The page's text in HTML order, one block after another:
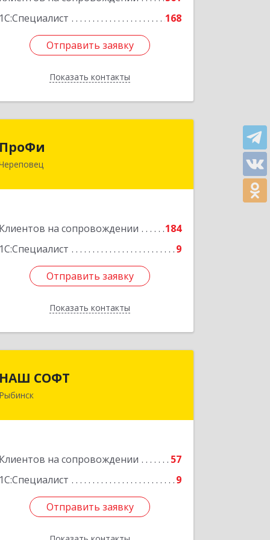
1С:Специалист
168
Отправить заявку
Показать контакты
Отправить заявку
Назад
ПроФи
Клиентов на сопровождении
184
1С:Специалист
9
Отправить заявку
Показать контакты
162602, Вологодская обл, Череповец
Подробнее
Отправить заявку
Назад
НАШ СОФТ
Рыбинск
Клиентов на сопровождении
57
1С:Специалист
9
Отправить заявку
152903, Ярославская обл, Рыбинский
Отправить заявку